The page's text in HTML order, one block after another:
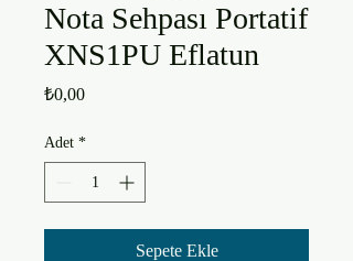
Nota Sehpası Portatif
XNS1PU Eflatun
₺0,00Fiyat
Adet *
Sepete Ekle